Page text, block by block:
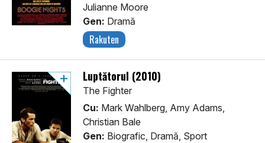
Julianne Moore
Gen: Dramă
Rakuten
Luptătorul (2010)
The Fighter
Cu: Mark Wahlberg, Amy Adams,
Christian Bale
Gen: Biografic, Dramă, Sport